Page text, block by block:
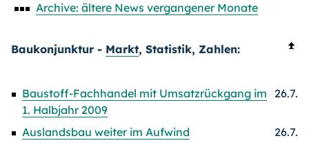
Archive: ältere News vergangener Monate
Baukonjunktur - Markt, Statistik, Zahlen:
Baustoff-Fachhandel mit Umsatzrückgang im
1. Halbjahr 2009
26.7.
Auslandsbau weiter im Aufwind
26.7.